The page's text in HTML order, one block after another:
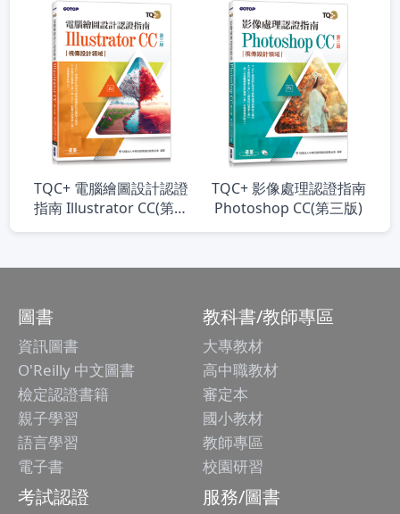
TQC+ 電腦繪圖設計認證
指南 Illustrator CC(第三
版)
TQC+ 影像處理認證指南
Photoshop CC(第三版)
圖書
資訊圖書
O'Reilly 中文圖書
檢定認證書籍
親子學習
語言學習
電子書
教科書/教師專區
大專教材
高中職教材
審定本
國小教材
教師專區
校園研習
考試認證 服務/圖書